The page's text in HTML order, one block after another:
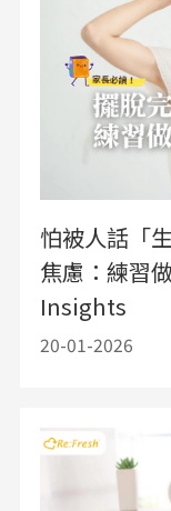
怕被人話「
焦慮：練習
Insights
20-01-2026